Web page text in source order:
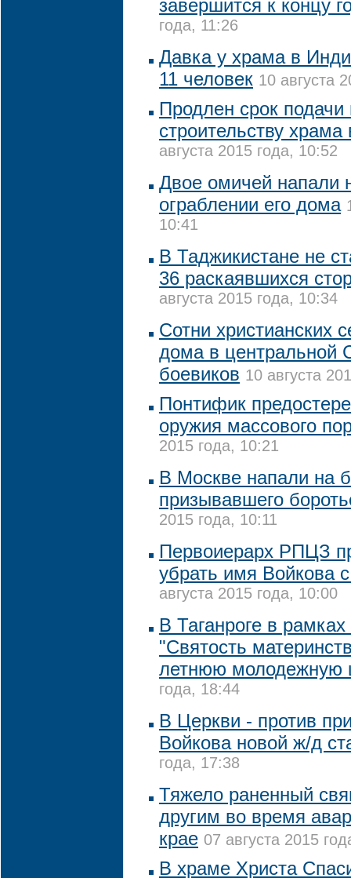
завершится к концу
года, 11:26
Давка у храма в
11 человек 10 августа
Продлен срок
строительству
августа 2015 года, 10:52
Двое омичей напали
ограблении его дома
10:41
В Таджикистане не
36 раскаявшихся
августа 2015 года, 10:34
Сотни христианских
дома в центральной
боевиков 10 августа
Понтифик
оружия массового
2015 года, 10:21
В Москве напали на
призывавшего
2015 года, 10:11
Первоиерарх РПЦЗ
убрать имя Войкова
августа 2015 года, 10:00
В Таганроге в
"Святость
летнюю молодежную
года, 18:44
В Церкви - против
Войкова новой ж/д
года, 17:38
Тяжело раненный
другим во время
крае 07 августа 2015
В храме Христа